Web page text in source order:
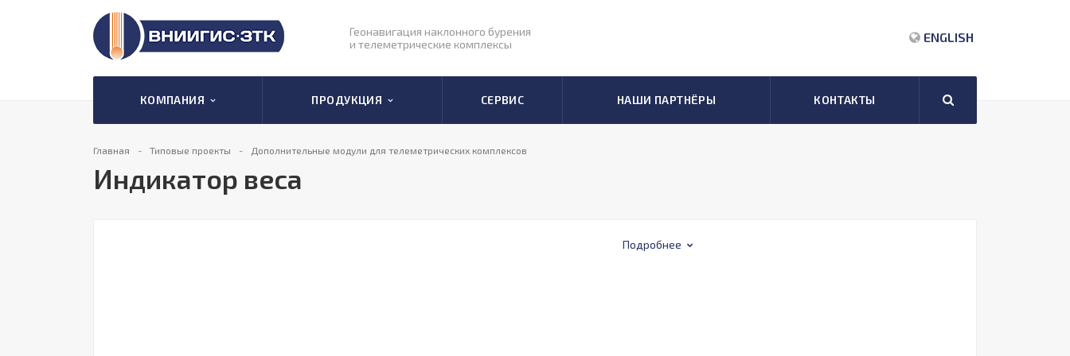
Геонавигация наклонного бурения
и телеметрические комплексы
ENGLISH
КОМПАНИЯ ПРОДУКЦИЯ СЕРВИС НАШИ ПАРТНЁРЫ КОНТАКТЫ
Главная Типовые проекты Дополнительные модули для телеметрических комплексов
Индикатор веса
Подробнее